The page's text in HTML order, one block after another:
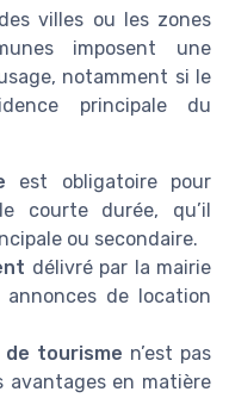
villes ou les zones
imposent une
notamment si le
principale du
est obligatoire pour
courte durée, qu’il
ou secondaire.
délivré par la mairie
de location
de tourisme n’est pas
avantages en matière